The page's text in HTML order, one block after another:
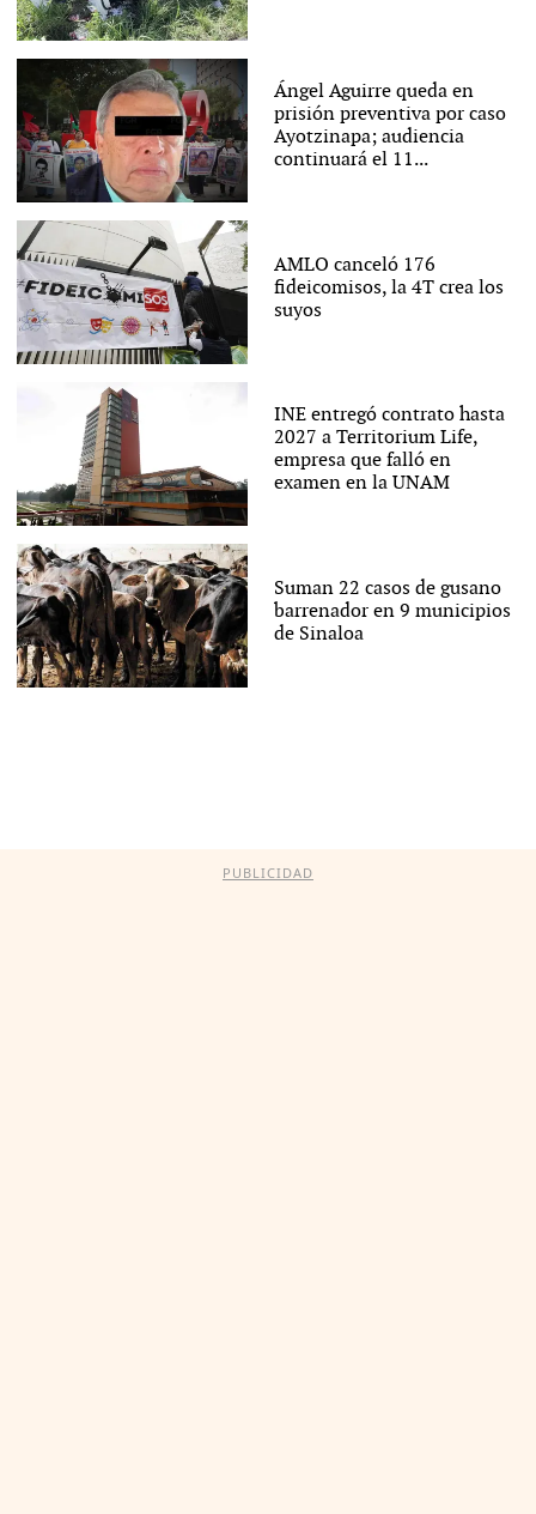
Ángel Aguirre queda en
prisión preventiva por caso
Ayotzinapa; audiencia
continuará el 11...
AMLO canceló 176
fideicomisos, la 4T crea los
suyos
INE entregó contrato hasta
2027 a Territorium Life,
empresa que falló en
examen en la UNAM
Suman 22 casos de gusano
barrenador en 9 municipios
de Sinaloa
PUBLICIDAD